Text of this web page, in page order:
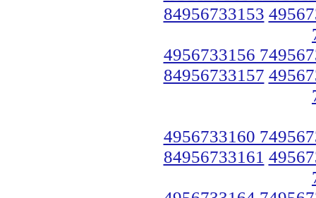
84956733153
4956733156
84956733157
4956733160
84956733161